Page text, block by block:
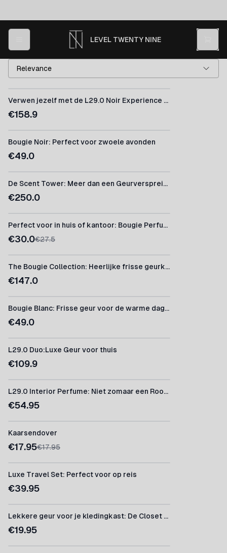
LEVEL TWENTY NINE
Verwen jezelf met de L29.0 Noir Experience Box
€158.9
Bougie Noir: Perfect voor zwoele avonden
€49.0
De Scent Tower: Meer dan een Geurverspreider
€250.0
Perfect voor in huis of kantoor: Bougie Perfume Oil
€30.0€27.5
The Bougie Collection: Heerlijke frisse geurkaarsen
€147.0
Bougie Blanc: Frisse geur voor de warme dagen:
€49.0
L29.0 Duo:Luxe Geur voor thuis
€109.9
L29.0 Interior Perfume: Niet zomaar een Roomspray
€54.95
Kaarsendover
€17.95€17.95
Luxe Travel Set: Perfect voor op reis
€39.95
Lekkere geur voor je kledingkast: De Closet Scent L29.0
€19.95
Relevance